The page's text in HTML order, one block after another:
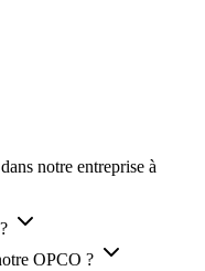
notre entreprise à
OPCO ?